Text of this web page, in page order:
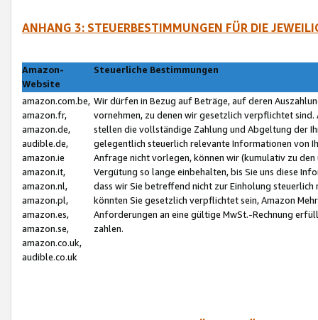
ANHANG 3: STEUERBESTIMMUNGEN FÜR DIE
Amazon-
Website
Steuerliche Bestimmungen
amazon.com.be,
amazon.fr,
amazon.de,
audible.de,
amazon.ie
amazon.it,
amazon.nl,
amazon.pl,
amazon.es,
amazon.se,
amazon.co.uk,
audible.co.uk
Wir dürfen in Bezug auf Beträge, auf deren
vornehmen, zu denen wir gesetzlich verpflichtet
stellen die vollständige Zahlung und Abgeltung der
gelegentlich steuerlich relevante Informationen von
Anfrage nicht vorlegen, können wir (kumulativ zu
Vergütung so lange einbehalten, bis Sie uns diese
dass wir Sie betreffend nicht zur Einholung
könnten Sie gesetzlich verpflichtet sein, Amazon
Anforderungen an eine gültige MwSt.-Rechnung
zahlen.